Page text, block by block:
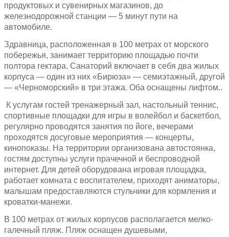
продуктовых и сувенирных магазинов, до
железнодорожной станции — 5 минут пути на
автомобиле.
Здравница, расположенная в 100 метрах от морского
побережья, занимает территорию площадью почти
полтора гектара. Санаторий включает в себя два жилых
корпуса — один из них «Бирюза» — семиэтажный, другой
— «Черноморский» в три этажа. Оба оснащены лифтом..
К услугам гостей тренажерный зал, настольный теннис,
спортивные площадки для игры в волейбол и баскетбол,
регулярно проводятся занятия по йоге, вечерами
проходятся досуговые мероприятия — концерты,
кинопоказы. На территории организована автостоянка,
гостям доступны услуги прачечной и беспроводной
интернет. Для детей оборудована игровая площадка,
работает комната с воспитателем, приходят аниматоры,
малышам предоставляются стульчики для кормления и
кроватки-манежи.
В 100 метрах от жилых корпусов располагается мелко-
галечный пляж. Пляж оснащен душевыми,